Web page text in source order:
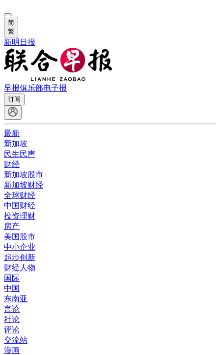
简
繁
新明日报
早报俱乐部电子报
订阅
最新
新加坡
民生民声
财经
新加坡股市
新加坡财经
全球财经
中国财经
投资理财
房产
美国股市
中小企业
起步创新
财经人物
国际
中国
东南亚
言论
社论
评论
交流站
漫画